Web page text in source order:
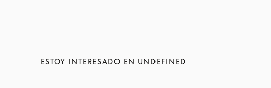
ESTOY INTERESADO EN UNDEFINED